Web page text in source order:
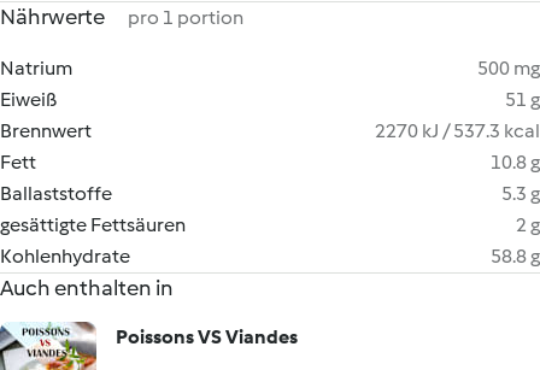
Nährwerte pro 1 portion
Natrium
500 mg
Eiweiß
51 g
Brennwert
2270 kJ / 537.3 kcal
Fett
10.8 g
Ballaststoffe
5.3 g
gesättigte Fettsäuren
2 g
Kohlenhydrate
58.8 g
Auch enthalten in
Poissons VS Viandes